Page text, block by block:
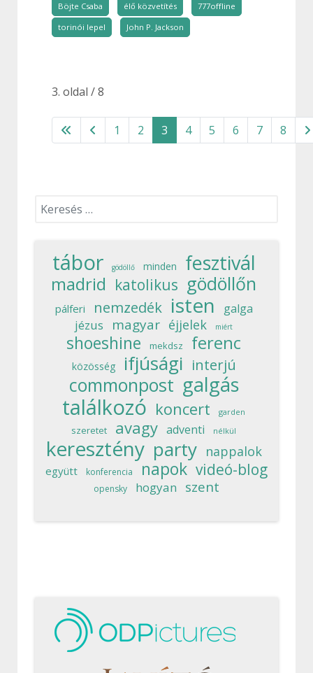
Böjte Csaba élő közvetítés
777offline
torinói lepel
John P. Jackson
3. oldal / 8
1 2 3 4 5 6 7 8
Keresés...
tábor gödöllő minden fesztivál
madrid katolikus gödöllőn
pálferi nemzedék isten galga
jézus magyar éjjelek miért
shoeshine mekdsz ferenc
közösség ifjúsági interjú
commonpost galgás
találkozó koncert garden
szeretet avagy adventi nélkül
keresztény party nappalok
együtt konferencia napok videó-blog
opensky hogyan szent